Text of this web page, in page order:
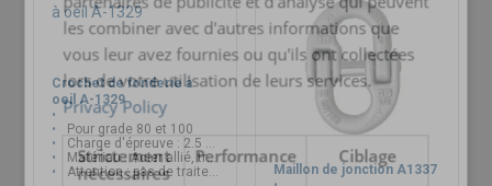
Crochet de fonderie à
oeil A-1329
Pour grade 80 et 100
Charge d'épreuve : 2.5 x CMU
Matériau : Acier allié, trempé et revenu
Attention : pas de traitement thermique
Maillon de jonction A1337
les combiner avec d'autres informations que
vous leur avez fournies ou qu'ils ont collectées
lors de votre utilisation de leurs services.
Privacy Policy
Strictement
nécessaires
Performance Ciblage